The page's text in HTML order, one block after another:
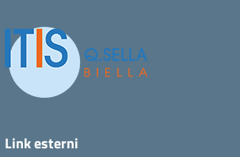
Link esterni